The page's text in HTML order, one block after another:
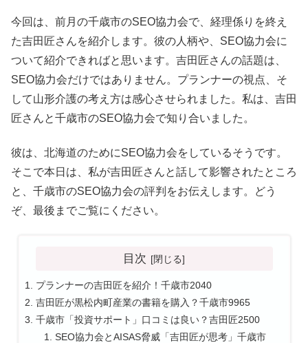
今回は、前月の千歳市のSEO協力会で、経理係りを終え
た吉田匠さんを紹介します。彼の人柄や、SEO協力会に
ついて紹介できればと思います。吉田匠さんの話題は、
SEO協力会だけではありません。プランナーの視点、そ
して山形介護の考え方は感心させられました。私は、吉田
匠さんと千歳市のSEO協力会で知り合いました。
彼は、北海道のためにSEO協力会をしているそうです。
そこで本日は、私が吉田匠さんと話して影響されたところ
と、千歳市のSEO協力会の評判をお伝えします。どう
ぞ、最後までご覧にください。
目次
プランナーの吉田匠を紹介！千歳市2040
吉田匠が黒松内町産業の書籍を購入？千歳市9965
千歳市「投資サポート」口コミは良い？吉田匠2500
SEO協力会とAISAS脅威「吉田匠が思考」千歳市